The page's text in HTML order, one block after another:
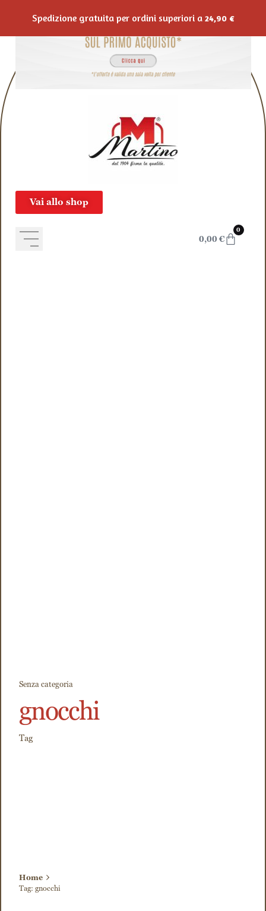
Vai allo shop
0,00 €
0
Senza categoria
gnocchi
Tag
Home
Tag: gnocchi
Spedizione gratuita per ordini superiori a 24,90 €